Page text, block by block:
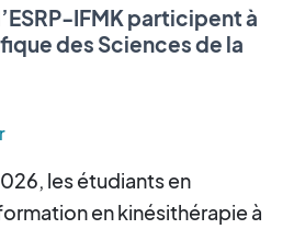
IFMK participent à
des Sciences de la
les étudiants en
en kinésithérapie à